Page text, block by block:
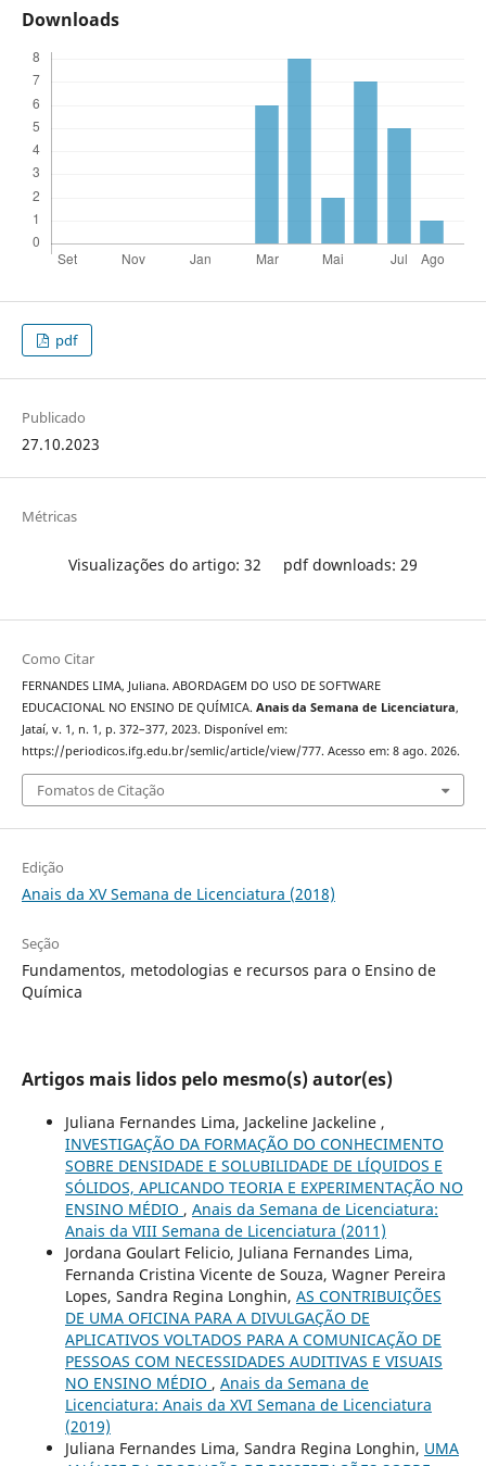
Downloads
pdf
Publicado
27.10.2023
Métricas
Visualizações do artigo: 32 pdf downloads: 29
Como Citar
FERNANDES LIMA, Juliana. ABORDAGEM DO USO DE SOFTWARE
EDUCACIONAL NO ENSINO DE QUÍMICA. Anais da Semana de Licenciatura,
Jataí, v. 1, n. 1, p. 372–377, 2023. Disponível em:
https://periodicos.ifg.edu.br/semlic/article/view/777. Acesso em: 8 ago. 2026.
Fomatos de Citação
Edição
Anais da XV Semana de Licenciatura (2018)
Seção
Fundamentos, metodologias e recursos para o Ensino de
Química
Artigos mais lidos pelo mesmo(s) autor(es)
Juliana Fernandes Lima, Jackeline Jackeline ,
INVESTIGAÇÃO DA FORMAÇÃO DO CONHECIMENTO
SOBRE DENSIDADE E SOLUBILIDADE DE LÍQUIDOS E
SÓLIDOS, APLICANDO TEORIA E EXPERIMENTAÇÃO NO
ENSINO MÉDIO , Anais da Semana de Licenciatura:
Anais da VIII Semana de Licenciatura (2011)
Jordana Goulart Felicio, Juliana Fernandes Lima,
Fernanda Cristina Vicente de Souza, Wagner Pereira
Lopes, Sandra Regina Longhin, AS CONTRIBUIÇÕES
DE UMA OFICINA PARA A DIVULGAÇÃO DE
APLICATIVOS VOLTADOS PARA A COMUNICAÇÃO DE
PESSOAS COM NECESSIDADES AUDITIVAS E VISUAIS
NO ENSINO MÉDIO , Anais da Semana de
Licenciatura: Anais da XVI Semana de Licenciatura
(2019)
Juliana Fernandes Lima, Sandra Regina Longhin, UMA